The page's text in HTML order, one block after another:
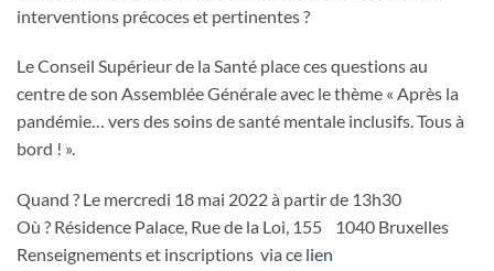
interventions précoces et pertinentes ?
Le Conseil Supérieur de la Santé place ces questions au
centre de son Assemblée Générale avec le thème « Après la
pandémie… vers des soins de santé mentale inclusifs. Tous à
bord ! ».
Quand ? Le mercredi 18 mai 2022 à partir de 13h30
Où ? Résidence Palace, Rue de la Loi, 155 1040 Bruxelles
Renseignements et inscriptions via ce lien